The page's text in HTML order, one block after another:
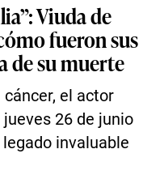
Viuda de
fueron sus
de su muerte
el actor
26 de junio
invaluable